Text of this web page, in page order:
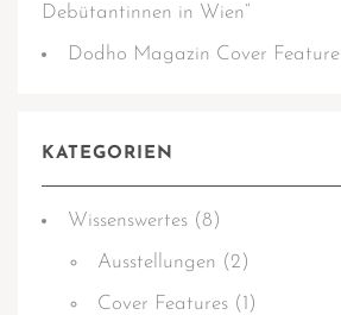
Debütantinnen in Wien“
Dodho Magazin Cover Feature
KATEGORIEN
Wissens­­wertes (8)
Ausstellungen (2)
Cover Features (1)